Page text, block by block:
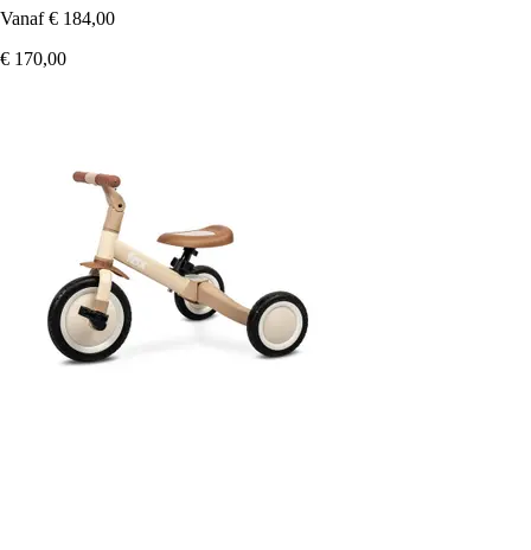
Vanaf € 184,00
€ 170,00